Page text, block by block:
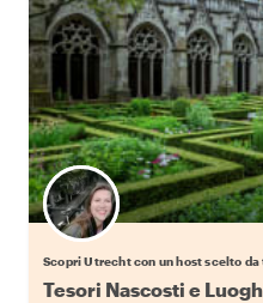
Scegli il tuo local
Scopri Utrecht con un host scelto da
Tesori Nascosti e